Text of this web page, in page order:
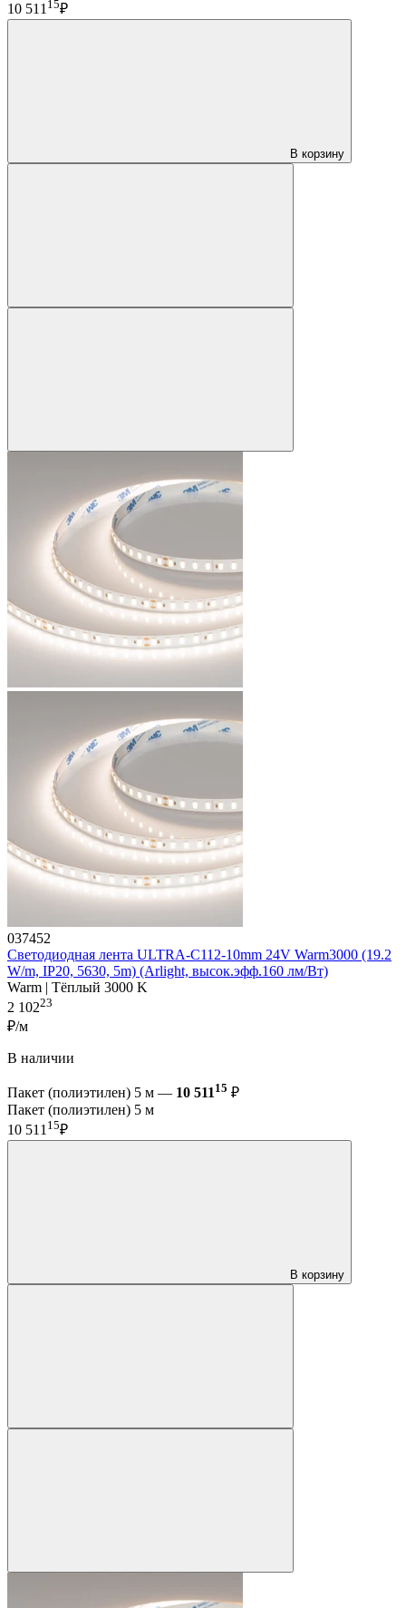
10 51115₽
В корзину
037452
Светодиодная лента ULTRA-C112-10mm 24V Warm3000 (19.2
W/m, IP20, 5630, 5m) (Arlight, высок.эфф.160 лм/Вт)
Warm | Тёплый 3000 K
2 10223
₽/м
В наличии
Пакет (полиэтилен) 5 м — 10 51115 ₽
Пакет (полиэтилен) 5 м
10 51115₽
В корзину